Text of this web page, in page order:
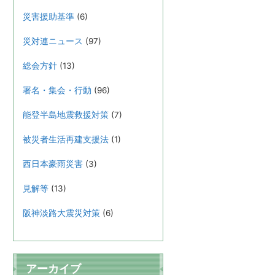
災害援助基準 (6)
災対連ニュース (97)
総会方針 (13)
署名・集会・行動 (96)
能登半島地震救援対策 (7)
被災者生活再建支援法 (1)
西日本豪雨災害 (3)
見解等 (13)
阪神淡路大震災対策 (6)
アーカイブ